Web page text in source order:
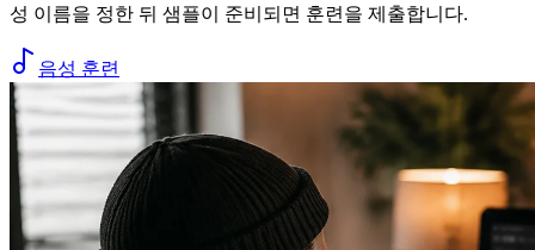
성 이름을 정한 뒤 샘플이 준비되면 훈련을 제출합니다.
음성 훈련